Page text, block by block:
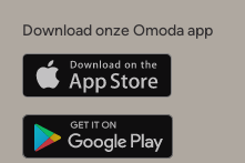
Belgique(Français)
Deutschland
Download onze Omoda app